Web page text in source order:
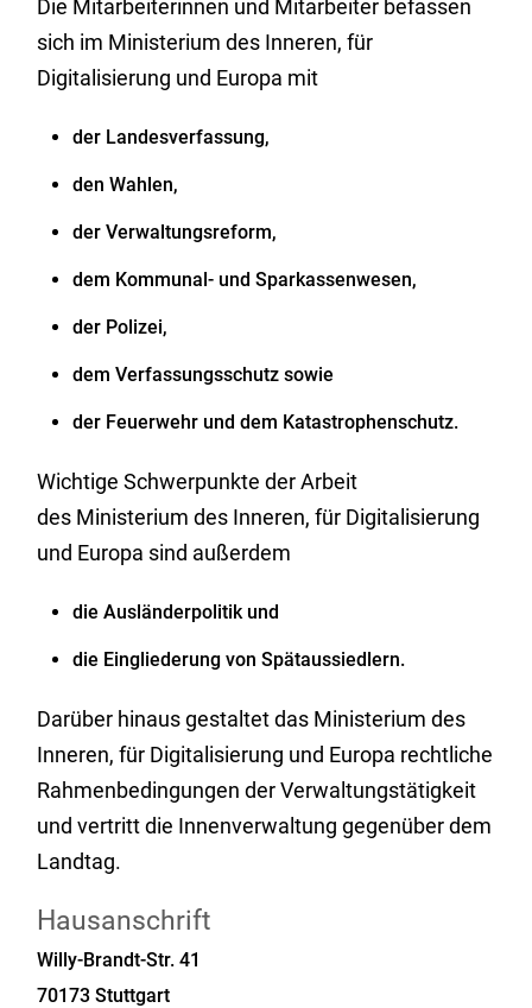
Die Mitarbeiterinnen und Mitarbeiter befassen
sich im Ministerium des Inneren, für
Digitalisierung und Europa mit
der Landesverfassung,
den Wahlen,
der Verwaltungsreform,
dem Kommunal- und Sparkassenwesen,
der Polizei,
dem Verfassungsschutz sowie
der Feuerwehr und dem Katastrophenschutz.
Wichtige Schwerpunkte der Arbeit
des Ministerium des Inneren, für Digitalisierung
und Europa sind außerdem
die Ausländerpolitik und
die Eingliederung von Spätaussiedlern.
Darüber hinaus gestaltet das Ministerium des
Inneren, für Digitalisierung und Europa rechtliche
Rahmenbedingungen der Verwaltungstätigkeit
und vertritt die Innenverwaltung gegenüber dem
Landtag.
Hausanschrift
Willy-Brandt-Str. 41
70173 Stuttgart